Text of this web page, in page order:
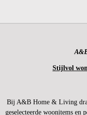
Stijlvol
Bij A&B Home & Living
geselecteerde woonitems en